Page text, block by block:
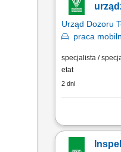
Weryfikowanie
konserwujących
Urząd Dozoru
praca
specjalista /
etat
2 dni
Do Twoich zadań
dokumentowanie
podlegających